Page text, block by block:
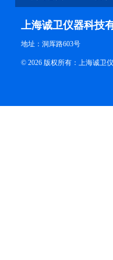
上海诚卫仪器科技
地址：洞厍路603号
© 2026 版权所有：上海诚卫